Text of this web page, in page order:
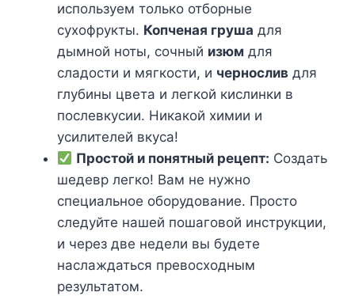
используем только отборные
сухофрукты. Копченая груша для
дымной ноты, сочный изюм для
сладости и мягкости, и чернослив для
глубины цвета и легкой кислинки в
послевкусии. Никакой химии и
усилителей вкуса!
Простой и понятный рецепт: Создать
шедевр легко! Вам не нужно
специальное оборудование. Просто
следуйте нашей пошаговой инструкции,
и через две недели вы будете
наслаждаться превосходным
результатом.